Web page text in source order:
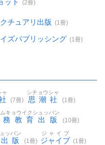
(2冊)
チュアリ出版 (1冊)
ズパブリッシング (1冊)
ャ
(7冊) 思潮社
シチョウシャ
(1冊)
務教育出版
キョウイクシュッパン
(10冊)
版
ッパン
(1冊) ジャイブ
ジャイブ
(1冊)